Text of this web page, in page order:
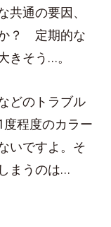
通の要因、
？ 定期的な
きそう…。
どのトラブル
程度のカラー
いですよ。そ
まうのは…